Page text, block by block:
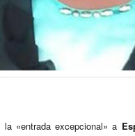
«entrada excepcional» a